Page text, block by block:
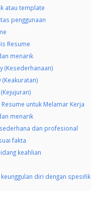
atau template
penggunaan
Resume
menarik
(Kesederhanaan)
(Keakuratan)
untuk Melamar Kerja
menarik
dan profesional
fakta
keahlian
keunggulan diri dengan spesifik